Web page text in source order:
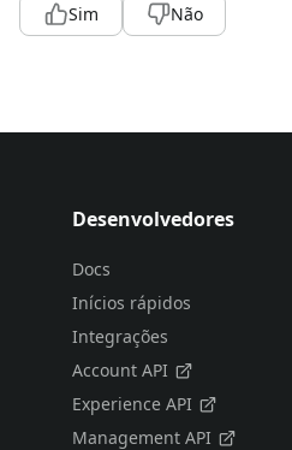
Sim Não
Desenvolvedores
Docs
Inícios rápidos
Integrações
Account API
Experience API
Management API